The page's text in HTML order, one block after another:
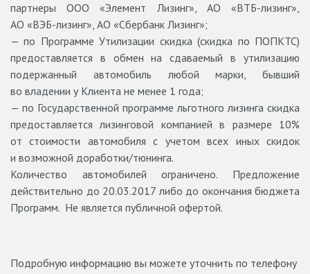
партнеры ООО «Элемент Лизинг», АО «ВТБ-лизинг»,
АО «ВЭБ-лизинг», АО «Сбербанк Лизинг»;
— по Программе Утилизации скидка (скидка по ПОПКТС)
предоставляется в обмен на сдаваемый в утилизацию
подержанный автомобиль любой марки, бывший
во владении у Клиента не менее 1 года;
— по Государственной программе льготного лизинга скидка
предоставляется лизинговой компанией в размере 10%
от стоимости автомобиля с учетом всех иных скидок
и возможной доработки/тюнинга.
Количество автомобилей ограничено. Предложение
действительно до 20.03.2017 либо до окончания бюджета
Программ. Не является публичной офертой.
Подробную информацию вы можете уточнить по телефону